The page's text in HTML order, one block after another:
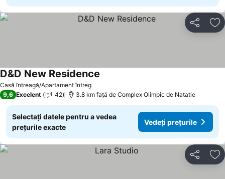
Distribuiți
Casă întreagă/Apartament întreg
D&D New Residence
9,6 Excelent 42 3.8 km faţă de Complex Olimpic de Natatie
Selectați datele pentru a vedea
prețurile exacte
Vedeți prețurile
Distribuiți